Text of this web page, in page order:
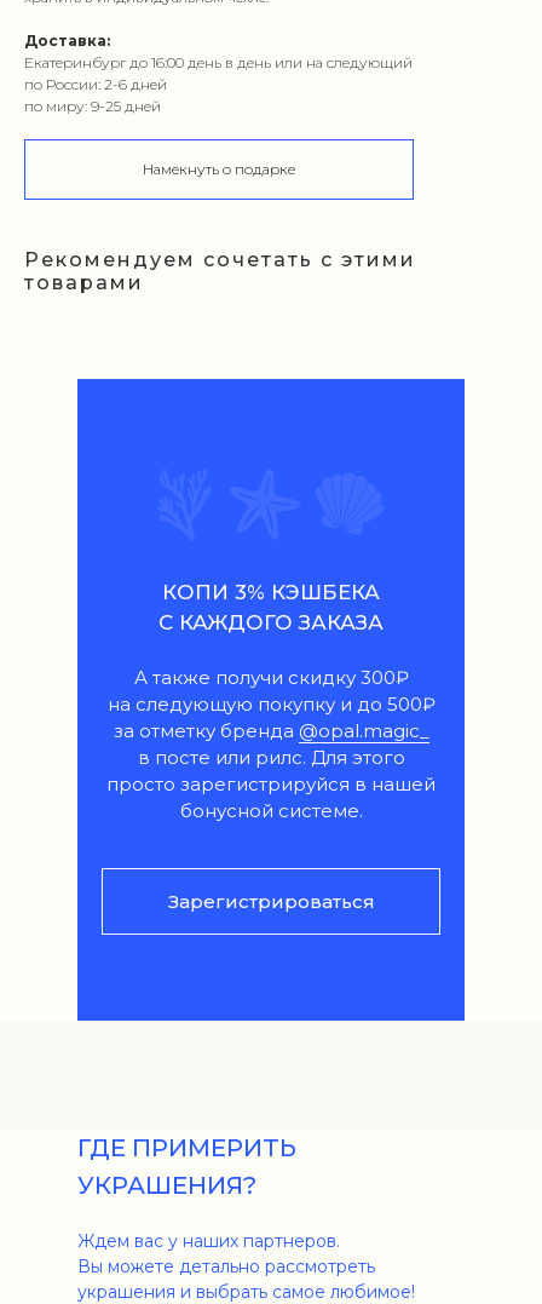
Доставка:
Екатеринбург до 16:00 день в день или на следующий
по России: 2-6 дней
по миру: 9-25 дней
Намекнуть о подарке
Рекомендуем сочетать с этими
товарами
КОПИ 3% КЭШБЕКА
С КАЖДОГО ЗАКАЗА
Зарегистрироваться
А также получи скидку 300₽
на следующую покупку и до 500₽
за отметку бренда @opal.magic_
в посте или рилс. Для этого
просто зарегистрируйся в нашей
бонусной системе.
ГДЕ ПРИМЕРИТЬ
УКРАШЕНИЯ?
Ждем вас у наших партнеров.
Вы можете детально рассмотреть
украшения и выбрать самое любимое!